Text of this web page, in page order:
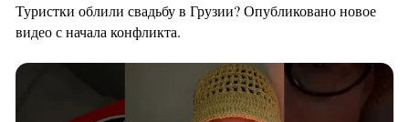
Туристки облили свадьбу в Грузии? Опубликовано новое
видео с начала конфликта.